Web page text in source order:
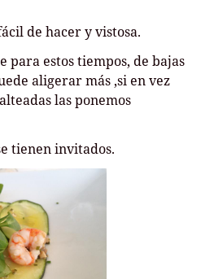
de hacer y vistosa.
para estos tiempos, de bajas
aligerar más ,si en vez
las ponemos
tienen invitados.